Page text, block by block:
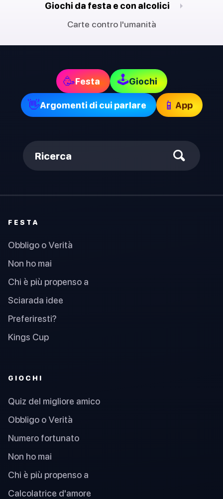
Giochi da festa e con alcolici
Carte contro l'umanità
🥳Festa 🕹Giochi
👋Argomenti di cui parlare 📱 App
Ricerca
FESTA
Obbligo o Verità
Non ho mai
Chi è più propenso a
Sciarada idee
Preferiresti?
Kings Cup
GIOCHI
Quiz del migliore amico
Obbligo o Verità
Numero fortunato
Non ho mai
Chi è più propenso a
Calcolatrice d'amore